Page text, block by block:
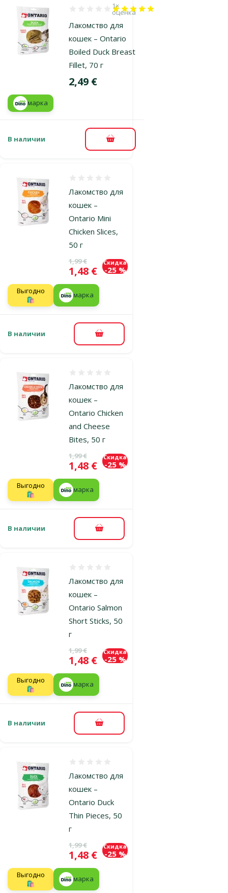
Лакомство для
кошек – Ontario
Boiled Duck Breast
Fillet, 70 г
Оценка 100%, количество оценок: 1
1×
оценка
Цена
2,49 €
марка
В наличии В корзину
Лакомство для
кошек –
Ontario Mini
Chicken Slices,
50 г
Исходная цена
1,99 €
Цена
1,48 €
Скидка
-25 %
Выгодно
🛍️
марка
В наличии В корзину
Лакомство для
кошек –
Ontario Chicken
and Cheese
Bites, 50 г
Исходная цена
1,99 €
Цена
1,48 €
Скидка
-25 %
Выгодно
🛍️
марка
В наличии В корзину
Лакомство для
кошек –
Ontario Salmon
Short Sticks, 50
г
Исходная цена
1,99 €
Цена
1,48 €
Скидка
-25 %
Выгодно
🛍️
марка
В наличии В корзину
Лакомство для
кошек –
Ontario Duck
Thin Pieces, 50
г
Исходная цена
1,99 €
Цена
1,48 €
Скидка
-25 %
Выгодно
🛍️
марка